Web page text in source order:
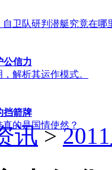
卫队研判潜艇究竟在哪
公信力
解析其运作模式。
挡箭牌
的是国情使然？
讯>